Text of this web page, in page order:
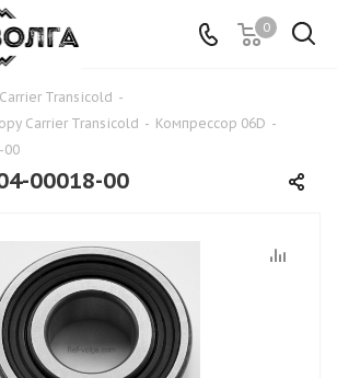
0
Carrier Transicold -
Carrier Transicold - Компрессор 06D -
00
00018-00